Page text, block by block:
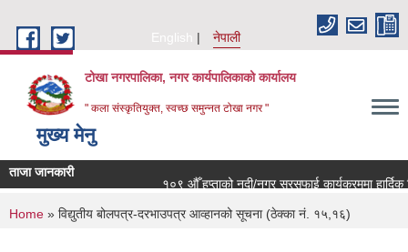
English
नेपाली
टोखा नगरपालिका, नगर कार्यपालिकाको कार्यालय
" कला संस्कृतियुक्त, स्वच्छ समुन्‍नत टोखा नगर "
मुख्य मेनु
ताजा जानकारी
१०९ औँ हप्ताको नदी/नगर सरसफाई कार्यक्रममा हार्दिक
You are here
Home » विद्युतीय बोलपत्र-दरभाउपत्र आव्हानको सूचना (ठेक्का नं. १५,१६)